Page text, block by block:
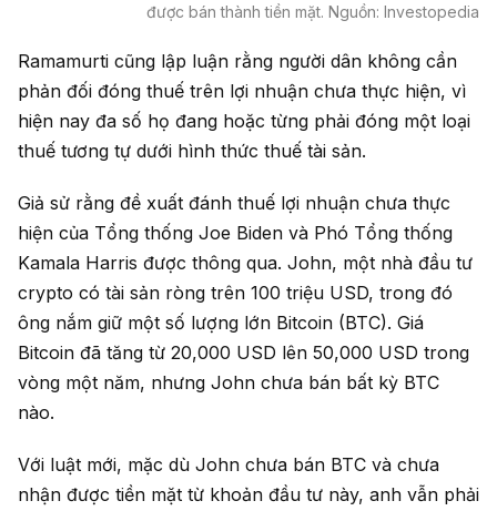
được bán thành tiền mặt. Nguồn: Investopedia
Ramamurti cũng lập luận rằng người dân không cần
phản đối đóng thuế trên lợi nhuận chưa thực hiện, vì
hiện nay đa số họ đang hoặc từng phải đóng một loại
thuế tương tự dưới hình thức thuế tài sản.
Giả sử rằng đề xuất đánh thuế lợi nhuận chưa thực
hiện của Tổng thống Joe Biden và Phó Tổng thống
Kamala Harris được thông qua. John, một nhà đầu tư
crypto có tài sản ròng trên 100 triệu USD, trong đó
ông nắm giữ một số lượng lớn Bitcoin (BTC). Giá
Bitcoin đã tăng từ 20,000 USD lên 50,000 USD trong
vòng một năm, nhưng John chưa bán bất kỳ BTC
nào.
Với luật mới, mặc dù John chưa bán BTC và chưa
nhận được tiền mặt từ khoản đầu tư này, anh vẫn phải